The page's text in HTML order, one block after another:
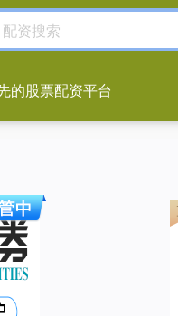
的股票配资平台